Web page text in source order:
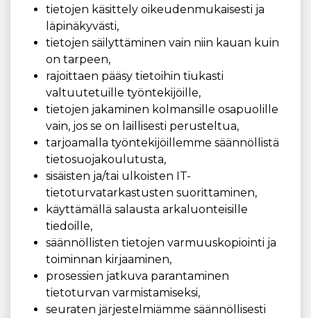
tietojen käsittely oikeudenmukaisesti ja
läpinäkyvästi,
tietojen säilyttäminen vain niin kauan kuin
on tarpeen,
rajoittaen pääsy tietoihin tiukasti
valtuutetuille työntekijöille,
tietojen jakaminen kolmansille osapuolille
vain, jos se on laillisesti perusteltua,
tarjoamalla työntekijöillemme säännöllistä
tietosuojakoulutusta,
sisäisten ja/tai ulkoisten IT-
tietoturvatarkastusten suorittaminen,
käyttämällä salausta arkaluonteisille
tiedoille,
säännöllisten tietojen varmuuskopiointi ja
toiminnan kirjaaminen,
prosessien jatkuva parantaminen
tietoturvan varmistamiseksi,
seuraten järjestelmiämme säännöllisesti